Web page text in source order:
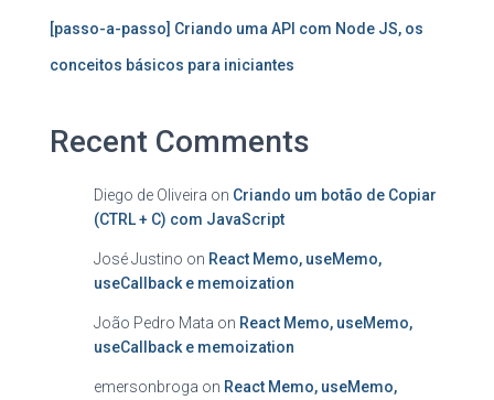
[passo-a-passo] Criando uma API com Node JS, os
conceitos básicos para iniciantes
Recent Comments
Diego de Oliveira on Criando um botão de Copiar
(CTRL + C) com JavaScript
José Justino on React Memo, useMemo,
useCallback e memoization
João Pedro Mata on React Memo, useMemo,
useCallback e memoization
emersonbroga on React Memo, useMemo,